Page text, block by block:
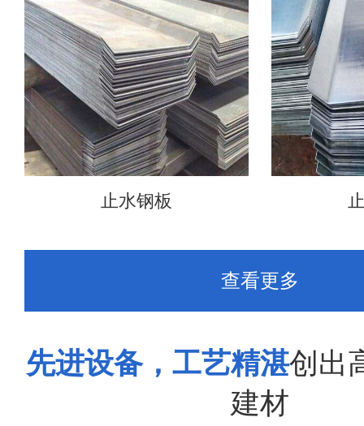
止水钢板
查看更多
先进设备，工艺精湛创出
建材